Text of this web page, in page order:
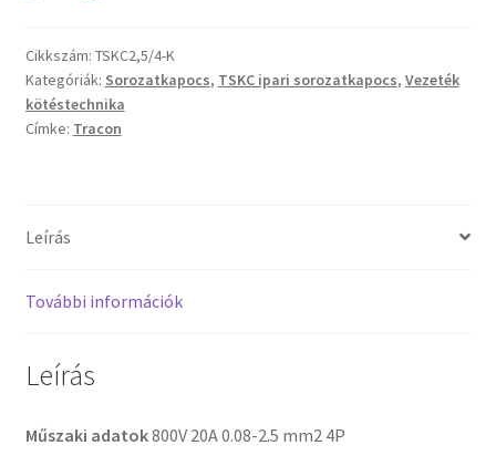
Cikkszám: TSKC2,5/4-K
Kategóriák: Sorozatkapocs, TSKC ipari sorozatkapocs, Vezeték
kötéstechnika
Címke: Tracon
Leírás
További információk
Leírás
Műszaki adatok800V 20A 0.08-2.5 mm2 4P